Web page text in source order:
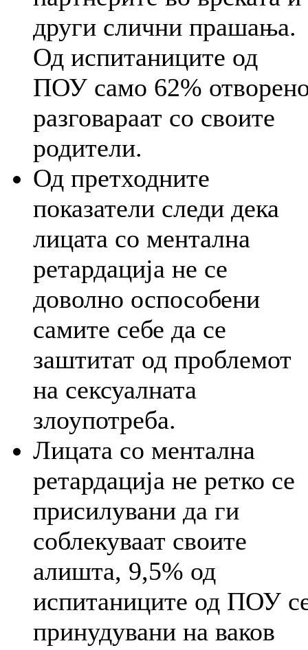
други слични прашања.
Од испитаниците од
ПОУ само 62%
разговараат со своите
родители.
Од претходните
показатели следи дека
лицата со ментална
ретардација не се
доволно оспособени
самите себе да се
заштитат од проблемот
на сексуалната
злоупотреба.
Лицата со ментална
ретардација не ретко се
присилувани да ги
соблекуваат своите
алишта, 9,5% од
испитаниците од ПОУ
принудувани на ваков